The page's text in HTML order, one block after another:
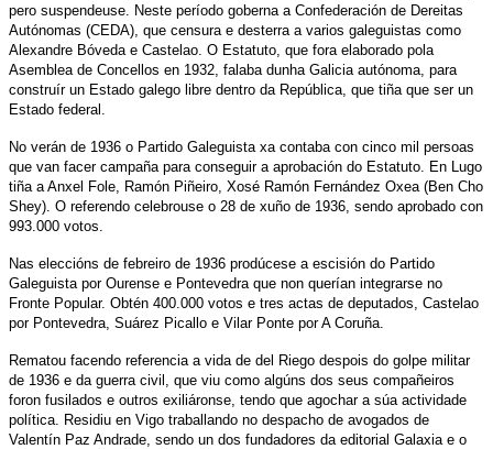
pero suspendeuse. Neste período goberna a Confederación de Dereitas
Autónomas (CEDA), que censura e desterra a varios galeguistas como
Alexandre Bóveda e Castelao. O Estatuto, que fora elaborado pola
Asemblea de Concellos en 1932, falaba dunha Galicia autónoma, para
construír un Estado galego libre dentro da República, que tiña que ser un
Estado federal.
No verán de 1936 o Partido Galeguista xa contaba con cinco mil persoas
que van facer campaña para conseguir a aprobación do Estatuto. En Lugo
tiña a Anxel Fole, Ramón Piñeiro, Xosé Ramón Fernández Oxea (Ben Cho
Shey). O referendo celebrouse o 28 de xuño de 1936, sendo aprobado con
993.000 votos.
Nas eleccións de febreiro de 1936 prodúcese a escisión do Partido
Galeguista por Ourense e Pontevedra que non querían integrarse no
Fronte Popular. Obtén 400.000 votos e tres actas de deputados, Castelao
por Pontevedra, Suárez Picallo e Vilar Ponte por A Coruña.
Rematou facendo referencia a vida de del Riego despois do golpe militar
de 1936 e da guerra civil, que viu como algúns dos seus compañeiros
foron fusilados e outros exiliáronse, tendo que agochar a súa actividade
política. Residiu en Vigo traballando no despacho de avogados de
Valentín Paz Andrade, sendo un dos fundadores da editorial Galaxia e o